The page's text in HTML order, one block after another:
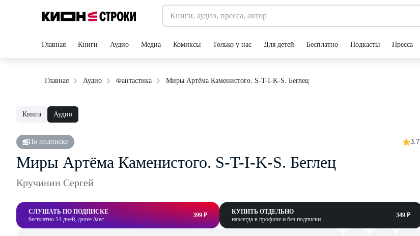
Главная Книги Аудио Медиа Комиксы Только у нас Для детей Бесплатно Подкасты Пресса
Главная Аудио Фантастика Миры Артёма Каменистого. S-T-I-K-S. Беглец
Книга Аудио
По подписке 3.7
Миры Артёма Каменистого. S-T-I-K-S. Беглец
Кручинин Сергей
СЛУШАТЬ ПО ПОДПИСКЕ
бесплатно 14 дней, далее /мес
399 ₽
КУПИТЬ ОТДЕЛЬНО
навсегда в профиле и без подписки
349 ₽